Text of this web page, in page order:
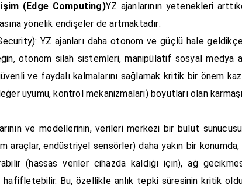
(Edge Computing)YZ ajanlarının yetenekleri
yönelik endişeler de artmaktadır:
YZ ajanları daha otonom ve güçlü hale
otonom silah sistemleri, manipülatif sosyal medya
ve faydalı kalmalarını sağlamak kritik bir önem
uyumu, kontrol mekanizmaları) boyutları olan
ve modellerinin, verileri merkezi bir bulut
araçlar, endüstriyel sensörler) daha yakın bir
(hassas veriler cihazda kaldığı için), ağ
Bu, özellikle anlık tepki süresinin kritik